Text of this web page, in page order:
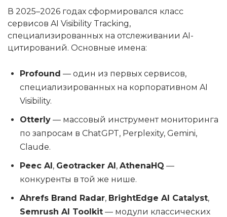
В 2025–2026 годах сформировался класс
сервисов AI Visibility Tracking,
специализированных на отслеживании AI-
цитирований. Основные имена:
Profound — один из первых сервисов,
специализированных на корпоративном AI
Visibility.
Otterly — массовый инструмент мониторинга
по запросам в ChatGPT, Perplexity, Gemini,
Claude.
Peec AI, Geotracker AI, AthenaHQ —
конкуренты в той же нише.
Ahrefs Brand Radar, BrightEdge AI Catalyst,
Semrush AI Toolkit — модули классических